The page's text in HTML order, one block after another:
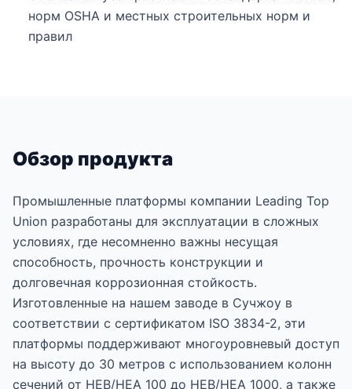
норм OSHA и местных строительных норм и
правил
Обзор продукта
Промышленные платформы компании Leading Top
Union разработаны для эксплуатации в сложных
условиях, где несомненно важны несущая
способность, прочность конструкции и
долговечная коррозионная стойкость.
Изготовленные на нашем заводе в Сучжоу в
соответствии с сертификатом ISO 3834-2, эти
платформы поддерживают многоуровневый доступ
на высоту до 30 метров с использованием колонн
сечений от HEB/HEA 100 до HEB/HEA 1000, а также